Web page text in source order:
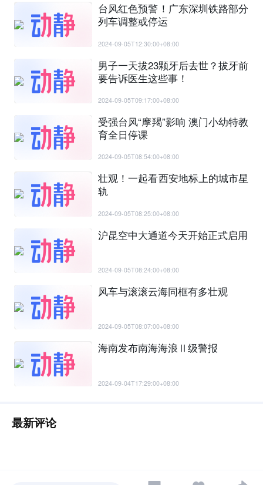
台风红色预警！广东深圳铁路部分
列车调整或停运
2024-09-05T12:30:00+08:00
男子一天拔23颗牙后去世？拔牙前
要告诉医生这些事！
2024-09-05T09:17:00+08:00
受强台风“摩羯”影响 澳门小幼特教
育全日停课
2024-09-05T08:54:00+08:00
壮观！一起看西安地标上的城市星
轨
2024-09-05T08:25:00+08:00
沪昆空中大通道今天开始正式启用
2024-09-05T08:24:00+08:00
风车与滚滚云海同框有多壮观
2024-09-05T08:07:00+08:00
海南发布南海海浪Ⅱ级警报
2024-09-04T17:29:00+08:00
最新评论